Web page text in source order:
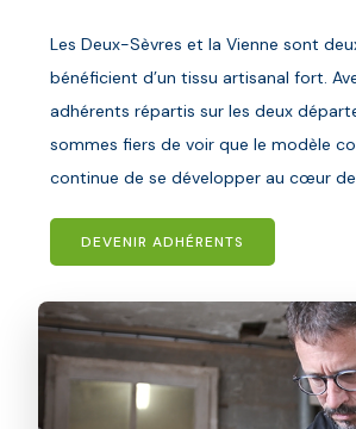
Les Deux-Sèvres et la Vienne sont
bénéficient d’un tissu artisanal fort.
adhérents répartis sur les deux
sommes fiers de voir que le modèle
continue de se développer au cœur
DEVENIR ADHÉRENTS